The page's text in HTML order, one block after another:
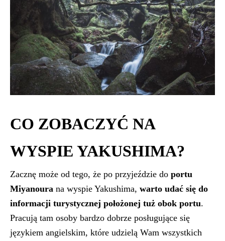
CO ZOBACZYĆ NA
WYSPIE YAKUSHIMA?
Zacznę może od tego, że po przyjeździe do portu
Miyanoura na wyspie Yakushima, warto udać się do
informacji turystycznej położonej tuż obok portu.
Pracują tam osoby bardzo dobrze posługujące się
językiem angielskim, które udzielą Wam wszystkich